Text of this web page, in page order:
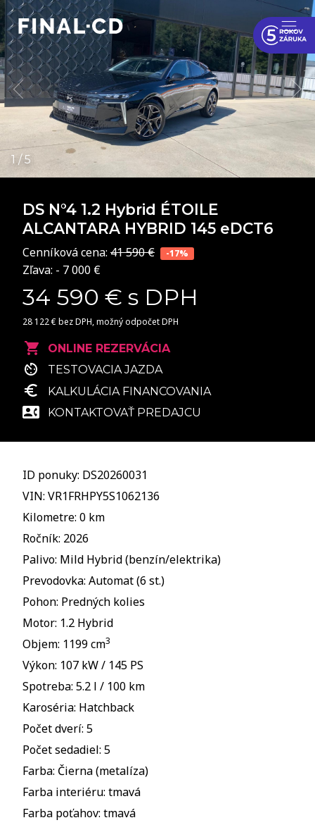
DS N°4 1.2 Hybrid ÉTOILE
ALCANTARA HYBRID 145 eDCT6
Cenníková cena: 41 590 € -17%
Zľava: - 7 000 €
34 590 € s DPH
28 122 € bez DPH, možný odpočet DPH
ONLINE REZERVÁCIA
TESTOVACIA JAZDA
KALKULÁCIA FINANCOVANIA
KONTAKTOVAŤ PREDAJCU
ID ponuky: DS20260031
VIN: VR1FRHPY5S1062136
Kilometre: 0 km
Ročník: 2026
Palivo: Mild Hybrid (benzín/elektrika)
Prevodovka: Automat (6 st.)
Pohon: Predných kolies
Motor: 1.2 Hybrid
Objem: 1199 cm3
Výkon: 107 kW / 145 PS
Spotreba: 5.2 l / 100 km
Karoséria: Hatchback
Počet dverí: 5
Počet sedadiel: 5
Farba: Čierna (metalíza)
Farba interiéru: tmavá
Farba poťahov: tmavá